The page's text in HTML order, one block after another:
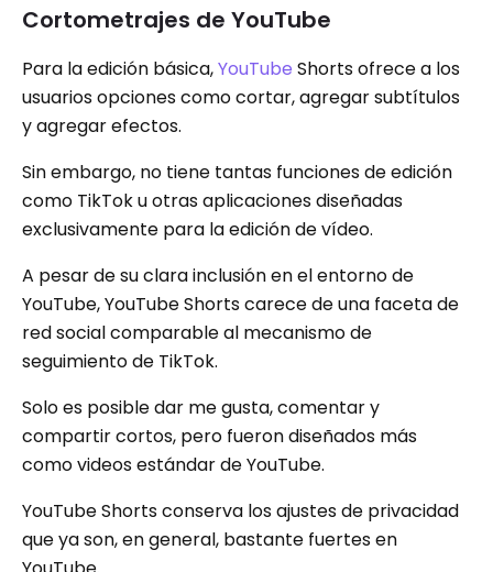
Cortometrajes de YouTube
Para la edición básica,YouTube Shorts ofrece a los
usuarios opciones como cortar, agregar subtítulos
y agregar efectos.
Sin embargo, no tiene tantas funciones de edición
como TikTok u otras aplicaciones diseñadas
exclusivamente para la edición de vídeo.
A pesar de su clara inclusión en el entorno de
YouTube, YouTube Shorts carece de una faceta de
red social comparable al mecanismo de
seguimiento de TikTok.
Solo es posible dar me gusta, comentar y
compartir cortos, pero fueron diseñados más
como videos estándar de YouTube.
YouTube Shorts conserva los ajustes de privacidad
que ya son, en general, bastante fuertes en